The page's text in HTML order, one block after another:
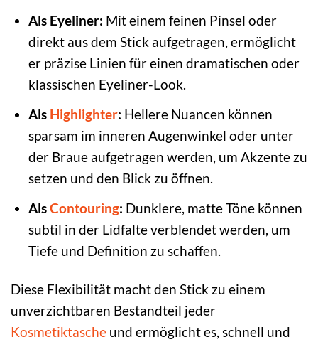
Als Eyeliner: Mit einem feinen Pinsel oder
direkt aus dem Stick aufgetragen, ermöglicht
er präzise Linien für einen dramatischen oder
klassischen Eyeliner-Look.
Als Highlighter: Hellere Nuancen können
sparsam im inneren Augenwinkel oder unter
der Braue aufgetragen werden, um Akzente zu
setzen und den Blick zu öffnen.
AlsContouring: Dunklere, matte Töne können
subtil in der Lidfalte verblendet werden, um
Tiefe und Definition zu schaffen.
Diese Flexibilität macht den Stick zu einem
unverzichtbaren Bestandteil jeder
Kosmetiktasche und ermöglicht es, schnell und